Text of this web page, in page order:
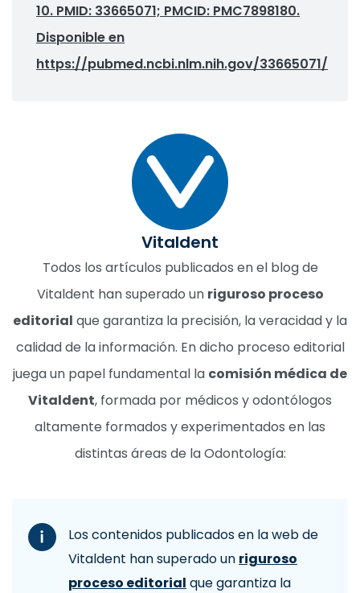
10. PMID: 33665071; PMCID: PMC7898180.
Disponible en
https://pubmed.ncbi.nlm.nih.gov/33665071/
Vitaldent
Todos los artículos publicados en el blog de
Vitaldent han superado un riguroso proceso
editorial que garantiza la precisión, la veracidad y la
calidad de la información. En dicho proceso editorial
juega un papel fundamental la comisión médica de
Vitaldent, formada por médicos y odontólogos
altamente formados y experimentados en las
distintas áreas de la Odontología:
Los contenidos publicados en la web de
Vitaldent han superado un riguroso
proceso editorial que garantiza la